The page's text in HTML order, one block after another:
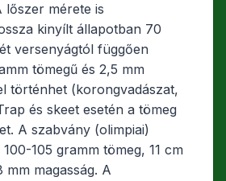
lőszer mérete is
kinyílt állapotban 70
versenyágtól függően
tömegű és 2,5 mm
történhet (korongvadászat,
és skeet esetén a tömeg
A szabvány (olimpiai)
105 gramm tömeg, 11 cm
mm magasság. A